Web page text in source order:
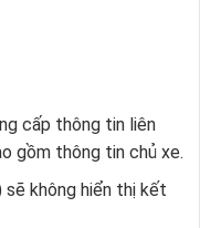
cấp thông tin liên
gồm thông tin chủ xe.
sẽ không hiển thị kết